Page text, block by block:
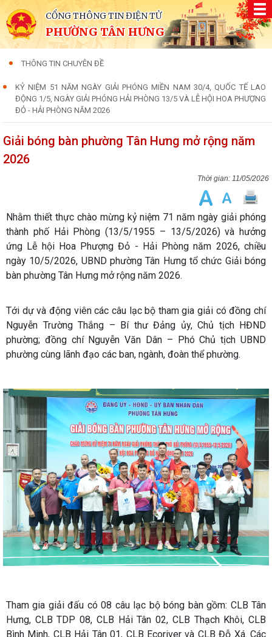
CỔNG THÔNG TIN ĐIỆN TỬ
PHƯỜNG TÂN HƯNG
THÔNG TIN CHUYÊN ĐỀ
KỶ NIỆM 51 NĂM NGÀY GIẢI PHÓNG MIỀN NAM 30/4, QUỐC TẾ LAO
ĐỘNG 1/5, NGÀY GIẢI PHÓNG HẢI PHÒNG 13/5 VÀ LỄ HỘI HOA PHƯỢNG
ĐỎ - HẢI PHÒNG NĂM 2026
Giải bóng bàn phường Tân Hưng mở rộng năm
2026
11/05/2026
Nhằm thiết thực chào mừng kỷ niệm 71 năm ngày giải phóng
thành phố Hải Phòng (13/5/1955 – 13/5/2026) và hưởng
ứng Lễ hội Hoa Phượng Đỏ - Hải Phòng năm 2026, chiều
ngày 10/5/2026, UBND phường Tân Hưng tổ chức Giải bóng
bàn phường Tân Hưng mở rộng năm 2026.
Tới dự và động viên các câu lạc bộ tham gia giải có đồng chí
Nguyễn Trường Thắng – Bí thư Đảng ủy, Chủ tịch HĐND
phường; đồng chí Nguyễn Văn Dân – Phó Chủ tịch UBND
phường cùng lãnh đạo các ban, ngành, đoàn thể phường.
Tham gia giải đấu có 08 câu lạc bộ bóng bàn gồm: CLB Tân
Hưng, CLB TDP 08, CLB Hải Tân 02, CLB Thạch Khôi, CLB
Bình Minh, CLB Hải Tân 01, CLB Ecoriver và CLB Đỗ Xá. Các